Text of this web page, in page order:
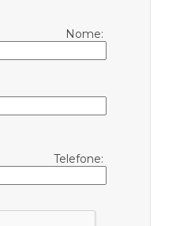
Nome:
Telefone: